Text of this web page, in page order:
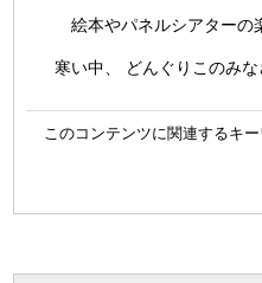
絵本やパネルシアターの
寒い中、 どんぐりこのみ
このコンテンツに関連するキ